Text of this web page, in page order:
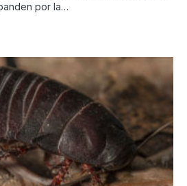
por la…